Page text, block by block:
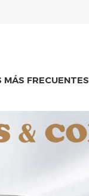
MÁS FRECUENTES